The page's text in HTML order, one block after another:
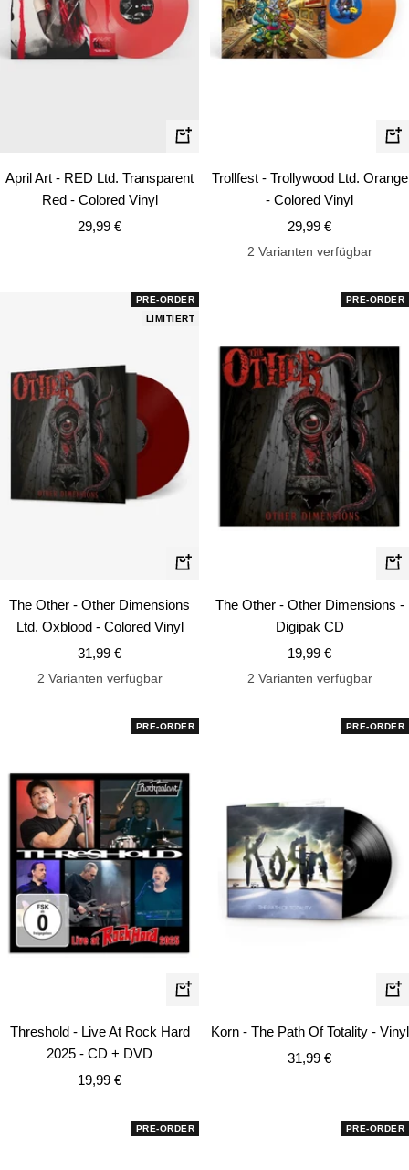
In
April Art - RED Ltd. Transparent
Red - Colored Vinyl
Angebotspreis
29,99 €
In
Trollfest - Trollywood Ltd. Orange
- Colored Vinyl
Angebotspreis
29,99 €
2 Varianten verfügbar
PRE-ORDER
LIMITIERT
In
Warenkorb
The Other - Other Dimensions
Ltd. Oxblood - Colored Vinyl
Angebotspreis
31,99 €
2 Varianten verfügbar
PRE-ORDER
In
The Other - Other Dimensions -
Digipak CD
Angebotspreis
19,99 €
2 Varianten verfügbar
PRE-ORDER
In
den
Threshold - Live At Rock Hard
2025 - CD + DVD
Angebotspreis
19,99 €
PRE-ORDER
In
Korn - The Path Of Totality - Vinyl
Angebotspreis
31,99 €
PRE-ORDER PRE-ORDER